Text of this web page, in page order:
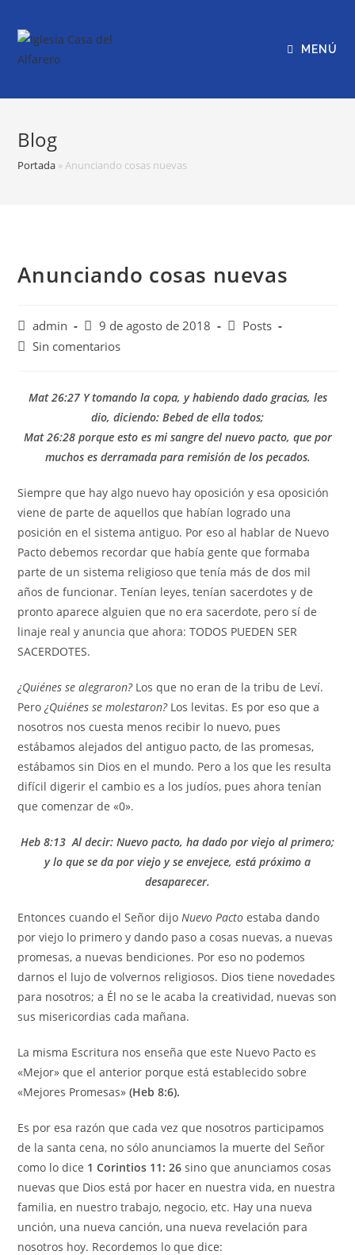
contenido
MENÚ
Blog
Portada »Anunciando cosas nuevas
Anunciando cosas nuevas
Autor
de
admin
Publicación
de
9 de agosto de 2018
Categoría
Posts
Comentarios
entrada:
Sin comentarios
Mat 26:27 Y tomando la copa, y habiendo dado gracias, les
dio, diciendo: Bebed de ella todos;
Mat 26:28 porque esto es mi sangre del nuevo pacto, que por
muchos es derramada para remisión de los pecados.
Siempre que hay algo nuevo hay oposición y esa oposición
viene de parte de aquellos que habían logrado una
posición en el sistema antiguo. Por eso al hablar de Nuevo
Pacto debemos recordar que había gente que formaba
parte de un sistema religioso que tenía más de dos mil
años de funcionar. Tenían leyes, tenían sacerdotes y de
pronto aparece alguien que no era sacerdote, pero sí de
linaje real y anuncia que ahora: TODOS PUEDEN SER
SACERDOTES.
¿Quiénes se alegraron? Los que no eran de la tribu de Leví.
Pero¿Quiénes se molestaron? Los levitas. Es por eso que a
nosotros nos cuesta menos recibir lo nuevo, pues
estábamos alejados del antiguo pacto, de las promesas,
estábamos sin Dios en el mundo. Pero a los que les resulta
difícil digerir el cambio es a los judíos, pues ahora tenían
que comenzar de «0».
Heb 8:13 Al decir: Nuevo pacto, ha dado por viejo al primero;
y lo que se da por viejo y se envejece, está próximo a
desaparecer.
Entonces cuando el Señor dijoNuevo Pacto estaba dando
por viejo lo primero y dando paso a cosas nuevas, a nuevas
promesas, a nuevas bendiciones. Por eso no podemos
darnos el lujo de volvernos religiosos. Dios tiene novedades
para nosotros; a Él no se le acaba la creatividad, nuevas son
sus misericordias cada mañana.
La misma Escritura nos enseña que este Nuevo Pacto es
«Mejor» que el anterior porque está establecido sobre
«Mejores Promesas»(Heb 8:6).
Es por esa razón que cada vez que nosotros participamos
de la santa cena, no sólo anunciamos la muerte del Señor
como lo dice 1 Corintios 11: 26 sino que anunciamos cosas
nuevas que Dios está por hacer en nuestra vida, en nuestra
familia, en nuestro trabajo, negocio, etc. Hay una nueva
unción, una nueva canción, una nueva revelación para
nosotros hoy. Recordemos lo que dice: